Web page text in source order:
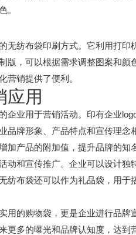
。
无纺布袋印刷方式。它利用打
版，可以根据需求调整图案和
营销提供了便利。
应用
企业用于营销活动。印有企业
品牌形象、产品特点和宣传理
产品的附加值，提升品牌的知
动和宣传推广。企业可以设计独
纺布袋还可以作为礼品袋，用
用的购物袋，更是企业进行品
多的曝光和品牌认知度，达到